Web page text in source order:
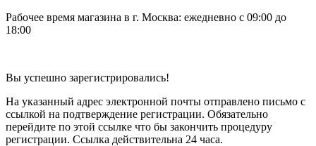
Рабочее время магазина в г. Москва: ежедневно с 09:00 до
18:00
Вы успешно зарегистрировались!
На указанный адрес электронной почты отправлено письмо с
ссылкой на подтверждение регистрации. Обязательно
перейдите по этой ссылке что бы закончить процедуру
регистрации. Ссылка действительна 24 часа.